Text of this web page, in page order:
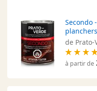
Secondo
de Prato-
à partir de